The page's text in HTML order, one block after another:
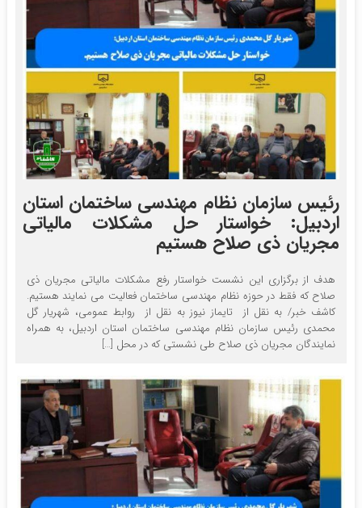
رئیس سازمان نظام مهندسی ساختمان استان
اردبیل: خواستار حل مشکلات مالیاتی
مجریان ذی صلاح هستیم
هدف از برگزاری این نشست خواستار رفع مشکلات مالیاتی مجریان ذی
صلاح که فقط در حوزه نظام مهندسی ساختمان فعالیت می نمایند هستیم.
کاشف خبر/ به نقل از تایماز نیوز به نقل از روابط عمومی، شهریار گل
محمدی رئیس سازمان نظام مهندسی ساختمان استان اردبیل، به همراه
نمایندگان مجریان ذی صلاح طی نشستی که در محل […]